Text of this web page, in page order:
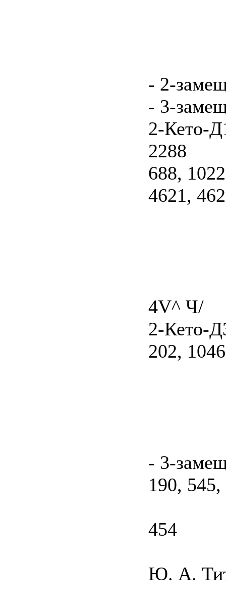
- 2-
- 3-
2-Кето-
2288
688,
4621,
4V^ Ч/
2-Кето-
202,
- 3-
190,
454
Ю. А.